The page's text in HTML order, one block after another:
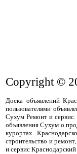
Copyright ©
Доска объявлений
пользователями
Сухум Ремонт и
объявления Сухум о
курортах
строительство и
и сервис